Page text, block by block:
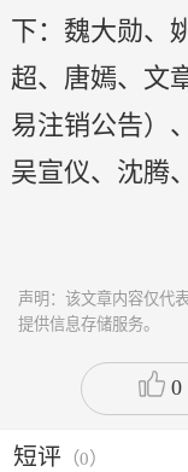
下：魏大勋、
超、唐嫣、文
易注销公告）
吴宣仪、沈腾
声明：该文章内容仅代
提供信息存储服务。
0
短评 （0）